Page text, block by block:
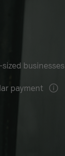
businesses
payment